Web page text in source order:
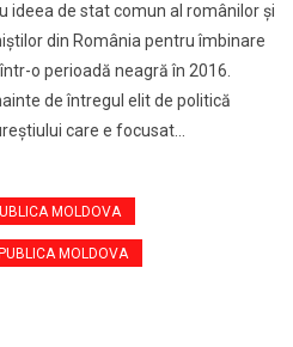
ideea de stat comun al românilor și
din România pentru îmbinare
o perioadă neagră în 2016.
de întregul elit de politică
care e focusat...
MOLDOVA
MOLDOVA